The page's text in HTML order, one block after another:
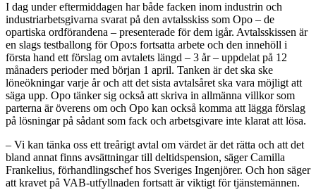
I dag under eftermiddagen har både facken inom industrin och
industriarbetsgivarna svarat på den avtalsskiss som Opo – de
opartiska ordförandena – presenterade för dem igår. Avtalsskissen är
en slags testballong för Opo:s fortsatta arbete och den innehöll i
första hand ett förslag om avtalets längd – 3 år – uppdelat på 12
månaders perioder med början 1 april. Tanken är det ska ske
löneökningar varje år och att det sista avtalsåret ska vara möjligt att
säga upp. Opo tänker sig också att skriva in allmänna villkor som
parterna är överens om och Opo kan också komma att lägga förslag
på lösningar på sådant som fack och arbetsgivare inte klarat att lösa.
– Vi kan tänka oss ett treårigt avtal om värdet är det rätta och att det
bland annat finns avsättningar till deltidspension, säger Camilla
Frankelius, förhandlingschef hos Sveriges Ingenjörer. Och hon säger
att kravet på VAB-utfyllnaden fortsatt är viktigt för tjänstemännen.